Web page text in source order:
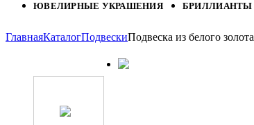
ЮВЕЛИРНЫЕ УКРАШЕНИЯ БРИЛЛИАНТЫ
ГлавнаяКаталогПодвескиПодвеска из белого золота